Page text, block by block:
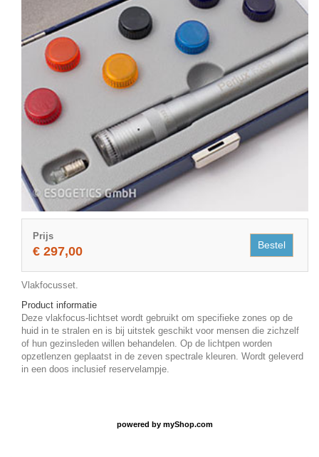
Prijs
€ 297,00 Bestel
Vlakfocusset.
Product informatie
Deze vlakfocus-lichtset wordt gebruikt om specifieke zones op de
huid in te stralen en is bij uitstek geschikt voor mensen die zichzelf
of hun gezinsleden willen behandelen. Op de lichtpen worden
opzetlenzen geplaatst in de zeven spectrale kleuren. Wordt geleverd
in een doos inclusief reservelampje.
powered by myShop.com